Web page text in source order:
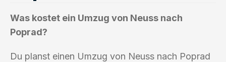
Was kostet ein Umzug von Neuss nach
Poprad?
Du planst einen Umzug von Neuss nach Poprad